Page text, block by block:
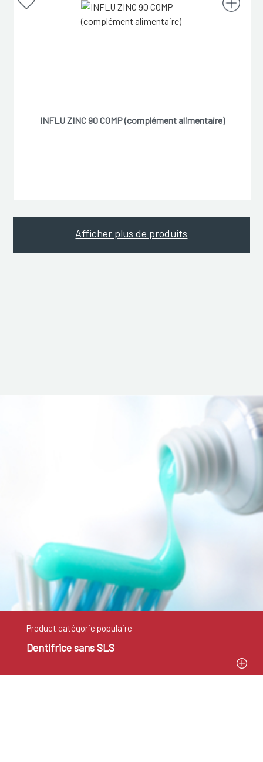
Product catégorie populaire
Dentifrice sans SLS
INFLU ZINC 90 COMP (complément alimentaire)
Afficher plus de produits